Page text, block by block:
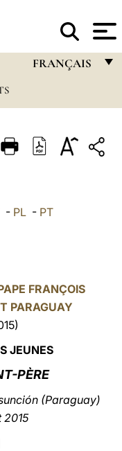
FRANÇAIS
ITALIANO
中文
- PL - PT
FRANÇOIS
PARAGUAY
JEUNES
PÈRE
(Paraguay)
2015